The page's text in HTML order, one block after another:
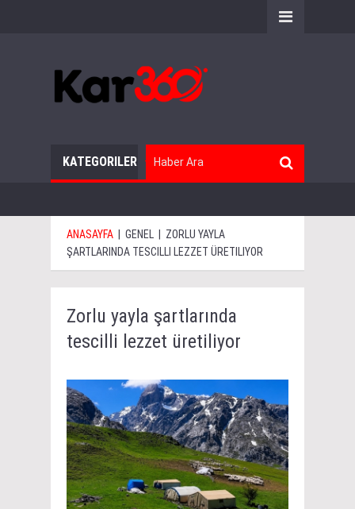
KATEGORILER
ANASAYFA | GENEL | ZORLU YAYLA
ŞARTLARINDA TESCILLI LEZZET ÜRETILIYOR
Zorlu yayla şartlarında
tescilli lezzet üretiliyor